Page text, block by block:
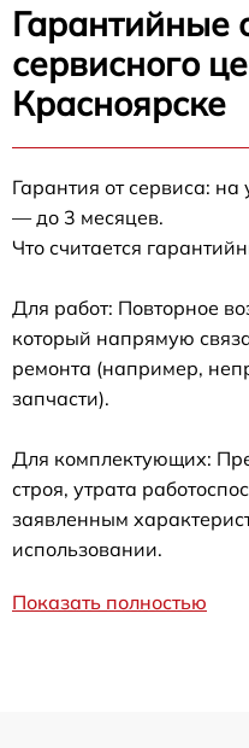
Гарантийные
сервисного
Красноярске
Гарантия от сервиса:
— до 3 месяцев.
Что считается
Для работ: Повторное
который напрямую
ремонта (например,
запчасти).
Для комплектующих:
строя, утрата
заявленным
использовании.
Показать полностью